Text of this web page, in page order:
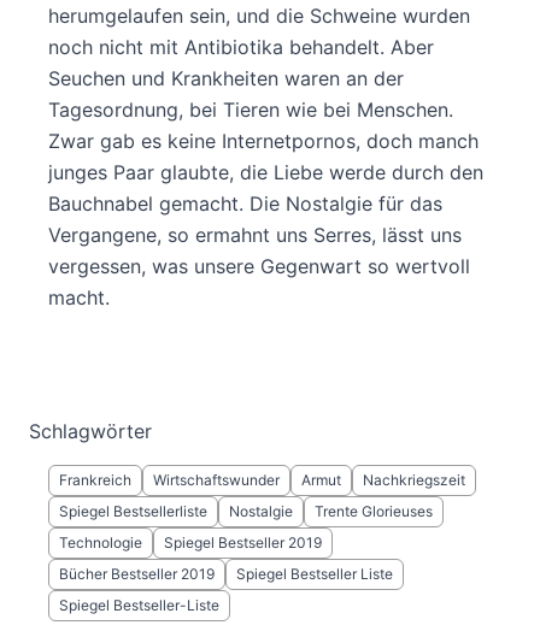
herumgelaufen sein, und die Schweine wurden
noch nicht mit Antibiotika behandelt. Aber
Seuchen und Krankheiten waren an der
Tagesordnung, bei Tieren wie bei Menschen.
Zwar gab es keine Internetpornos, doch manch
junges Paar glaubte, die Liebe werde durch den
Bauchnabel gemacht. Die Nostalgie für das
Vergangene, so ermahnt uns Serres, lässt uns
vergessen, was unsere Gegenwart so wertvoll
macht.
Schlagwörter
Frankreich Wirtschaftswunder Armut
Nachkriegszeit
Spiegel Bestsellerliste
Nostalgie
Trente Glorieuses
Technologie
Spiegel Bestseller 2019
Bücher Bestseller 2019
Spiegel Bestseller Liste
Spiegel Bestseller-Liste